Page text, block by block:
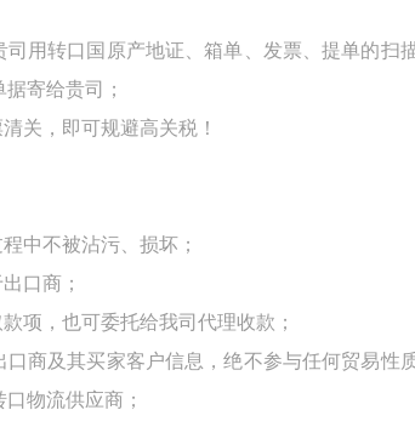
用转口国原产地证、箱单、发票、提单的扫
寄给贵司；
关，即可规避高关税！
中不被沾污、损坏；
口商；
项，也可委托给我司代理收款；
商及其买家客户信息，绝不参与任何贸易性
物流供应商；